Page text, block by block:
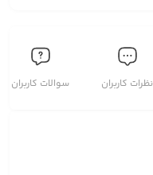
نظرات کاربران سوالات کاربران